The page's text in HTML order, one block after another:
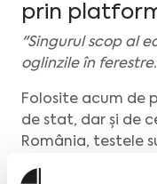
prin
"Singurul scop al
oglinzile în
Folosite acum de
de stat, dar și de
România, testele
diferit pentru